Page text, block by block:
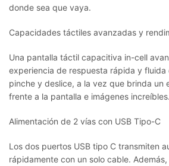
donde sea que vaya.
Capacidades táctiles avanzadas y
Una pantalla táctil capacitiva in-cell
experiencia de respuesta rápida y
pinche y deslice, a la vez que brinda un
frente a la pantalla e imágenes increíbles.
Alimentación de 2 vías con USB Tipo-C
Los dos puertos USB tipo C transmiten
rápidamente con un solo cable.